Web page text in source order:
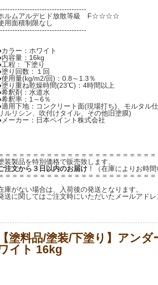
ルムアルデヒド放散等級 F☆☆☆☆
用面積制限なし
ラー：ホワイト
容量：16kg
程： 下塗り
り回数：１回
用量(kg/m2/回)：0.8～1.3％
塗り重ね乾燥時間(23℃)：4時間以上
釈剤：水道水
釈率：1～6％
用下地：コンクリート面(現場打ち)、モルタル
ルリシン、吹付けタイル、その他旧塗膜)
ーカー：日本ペイント株式会社
＝＝＝＝＝＝＝＝＝＝＝＝＝＝＝＝＝＝＝＝＝
装製品を特別価格で販売致します。
注文から３日以内のお届け！（在庫によりお時間
＝＝＝＝＝＝＝＝＝＝＝＝＝＝＝＝＝＝＝＝＝
庫がない場合は、入荷後の発送となります。
送に関してはご注文時にいただいたメールアドレ
塗料品/塗装/下塗り】アン
イト 16kg